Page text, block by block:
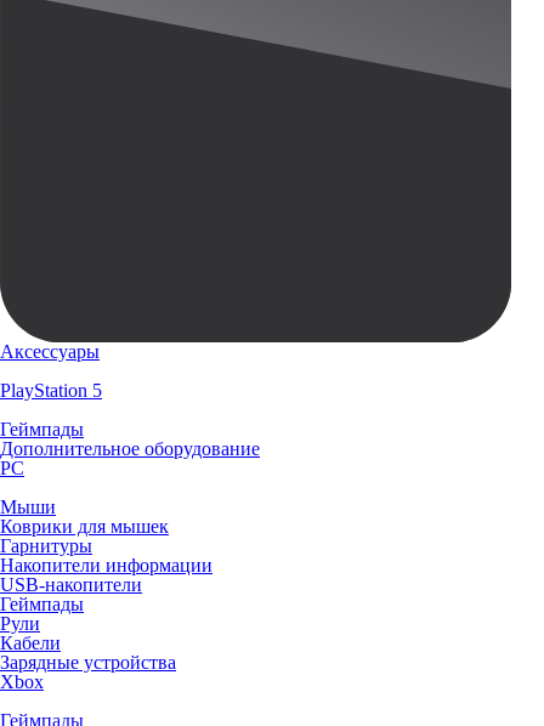
Аксессуары
PlayStation 5
Геймпады
Дополнительное оборудование
PC
Мыши
Коврики для мышек
Гарнитуры
Накопители информации
USB-накопители
Геймпады
Рули
Кабели
Зарядные устройства
Xbox
Геймпады